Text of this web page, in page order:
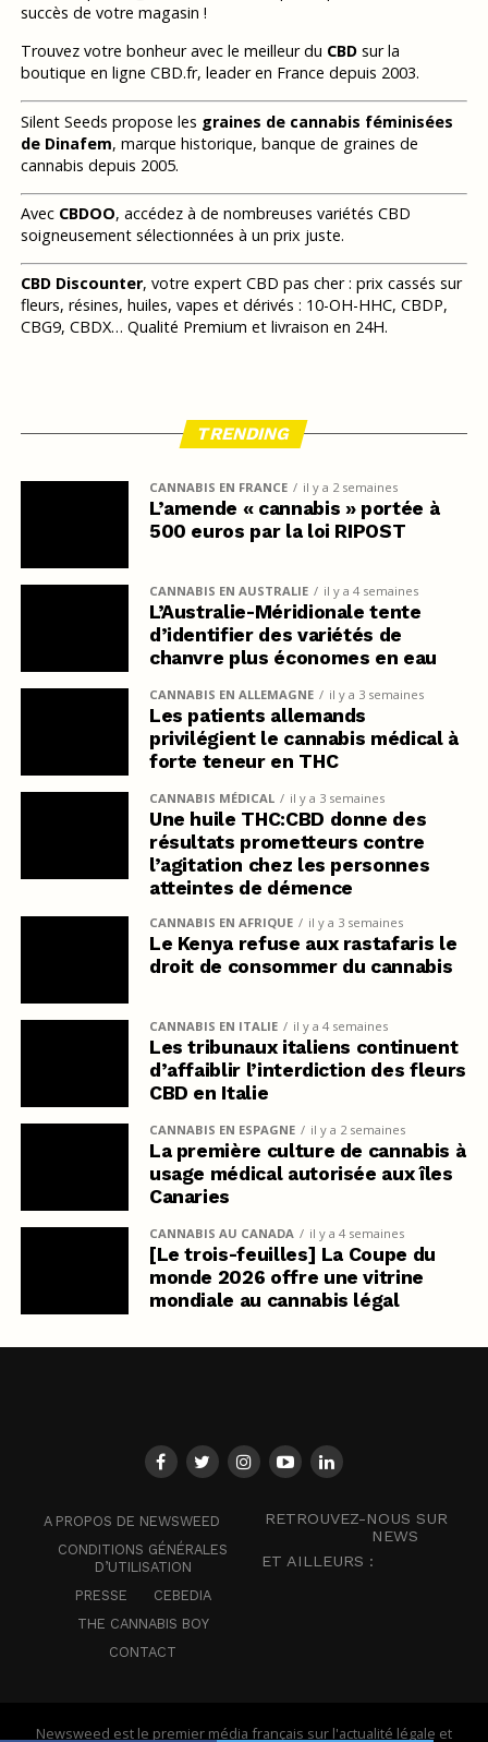
succès de votre magasin !
Trouvez votre bonheur avec le meilleur du CBDsur la
boutique en ligne CBD.fr, leader en France depuis 2003.
Silent Seeds propose les graines de cannabis féminisées
de Dinafem, marque historique, banque de graines de
cannabis depuis 2005.
Avec CBDOO, accédez à de nombreuses variétés CBD
soigneusement sélectionnées à un prix juste.
CBD Discounter, votre expert CBD pas cher : prix cassés sur
fleurs, résines, huiles, vapes et dérivés : 10-OH-HHC, CBDP,
CBG9, CBDX… Qualité Premium et livraison en 24H.
TRENDING
CANNABIS EN FRANCE il y a 2 semaines
L’amende « cannabis » portée à
500 euros par la loi RIPOST
CANNABIS EN AUSTRALIE il y a 4 semaines
L’Australie-Méridionale tente
d’identifier des variétés de
chanvre plus économes en eau
CANNABIS EN ALLEMAGNE il y a 3 semaines
Les patients allemands
privilégient le cannabis médical à
forte teneur en THC
CANNABIS MÉDICAL il y a 3 semaines
Une huile THC:CBD donne des
résultats prometteurs contre
l’agitation chez les personnes
atteintes de démence
CANNABIS EN AFRIQUE il y a 3 semaines
Le Kenya refuse aux rastafaris le
droit de consommer du cannabis
CANNABIS EN ITALIE il y a 4 semaines
Les tribunaux italiens continuent
d’affaiblir l’interdiction des fleurs
CBD en Italie
CANNABIS EN ESPAGNE il y a 2 semaines
La première culture de cannabis à
usage médical autorisée aux îles
Canaries
CANNABIS AU CANADA il y a 4 semaines
[Le trois-feuilles] La Coupe du
monde 2026 offre une vitrine
mondiale au cannabis légal
A PROPOS DE NEWSWEED
CONDITIONS GÉNÉRALES
D’UTILISATION
PRESSE
CEBEDIA
THE CANNABIS BOY
CONTACT
RETROUVEZ-NOUS SUR
NEWS
ET AILLEURS :
Newsweed est le premier média français sur l'actualité légale et